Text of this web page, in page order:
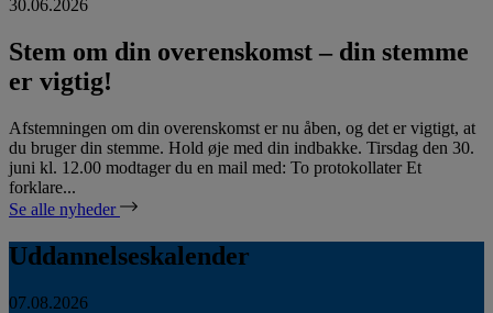
30.06.2026
Stem om din overenskomst – din stemme
er vigtig!
Afstemningen om din overenskomst er nu åben, og det er vigtigt, at
du bruger din stemme. Hold øje med din indbakke. Tirsdag den 30.
juni kl. 12.00 modtager du en mail med: To protokollater Et
forklare...
Se alle nyheder
Uddannelseskalender
07.08.2026